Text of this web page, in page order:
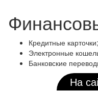
Кредитные карточки;
Электронные
Банковские
На